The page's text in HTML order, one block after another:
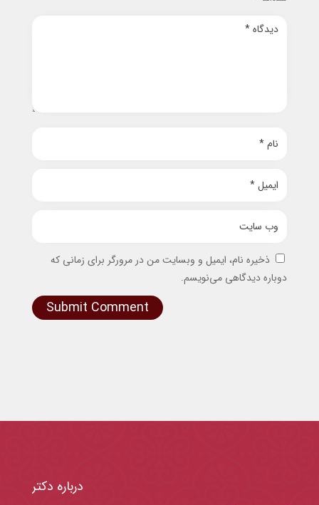
ذخیره نام، ایمیل و وبسایت من در مرورگر برای زمانی که
دوباره دیدگاهی می‌نویسم.
Submit Comment
درباره دکتر